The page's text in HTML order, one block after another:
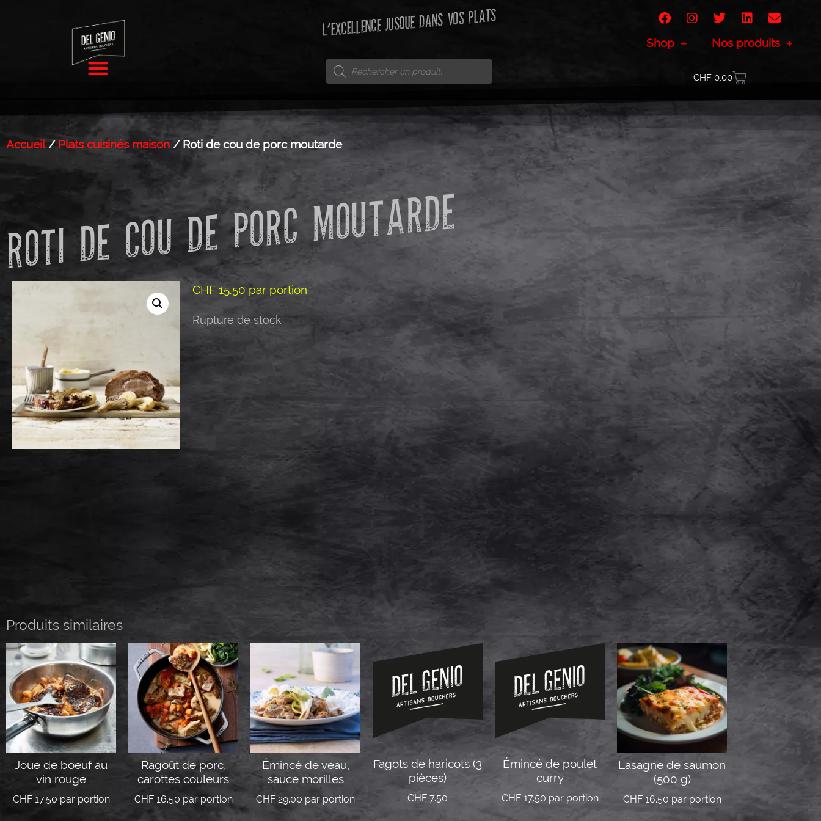
L'EXCELLENCE JUSQUE DANS VOS PLATS
Shop Nos produits
CHF0.00
Accueil/ Plats cuisinés maison / Roti de cou de porc moutarde
ROTI DE COU DE PORC MOUTARDE
CHF 15.50 par portion
Rupture de stock
Produits similaires
Joue de boeuf au
vin rouge
CHF17.50 par portion
Ragoût de porc,
carottes couleurs
CHF16.50 par portion
Émincé de veau,
sauce morilles
CHF 29.00 par portion
Fagots de haricots (3
pièces)
CHF 7.50
Émincé de poulet
curry
CHF17.50 par portion
Lasagne de saumon
(500 g)
CHF16.50 par portion